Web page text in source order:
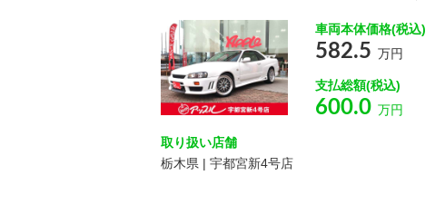
車両本体価格(税込)
582.5 万円
支払総額(税込)
600.0 万円
取り扱い店舗
栃木県 | 宇都宮新4号店